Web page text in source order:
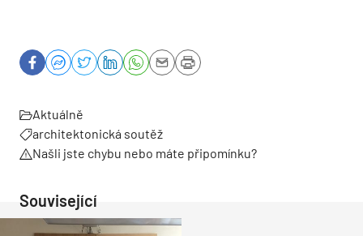
Aktuálně
architektonická soutěž
Našli jste chybu nebo máte připomínku?
Související